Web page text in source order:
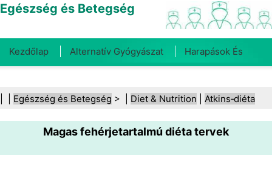
Egészség és Betegség
Kezdőlap Alternatív Gyógyászat Harapások És
Fogegészség Diéta És Táplálkozás Családi
Egészségügyi Ágazat Mentális Egészség
Közegészségügy És Biztonság Sebészet És
Egészség és Betegség > | Diet & Nutrition Atkins‑diéta
Magas fehérjetartalmú diéta tervek